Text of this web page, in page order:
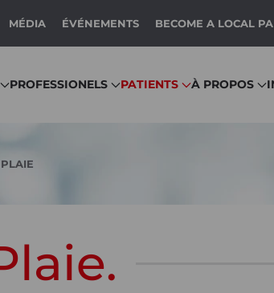
MÉDIA ÉVÉNEMENTS BECOME A LOCAL
PROFESSIONELS PATIENTS À PROPOS